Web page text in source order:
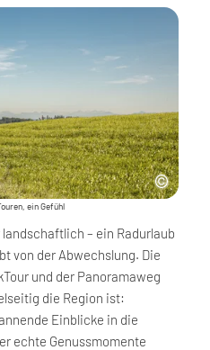
ein Gefühl
– ein Radurlaub
von der Abwechslung. Die
und der Panoramaweg
die Region ist:
Einblicke in die
echte Genussmomente